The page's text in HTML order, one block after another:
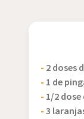
- 2 doses
- 1 de
- 1/2
-3